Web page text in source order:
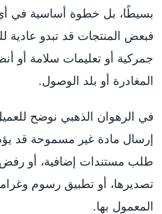
بسيطًا، بل خطوة أساسية في
فبعض المنتجات قد تبدو عادية
جمركية أو تعليمات سلامة أو
المغادرة أو بلد الوصول.
في الرهوان الذهبي نوضح
إرسال مادة غير مسموحة قد
طلب مستندات إضافية، أو رفض
تصديرها، أو تطبيق رسوم
المعمول بها.